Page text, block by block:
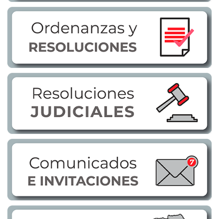
Transparencia
LOTAIP
GAD Macará
2025
2020
2021
2016
2015
2014